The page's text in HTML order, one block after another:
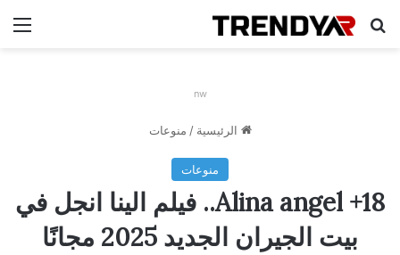
بحث عن
nw
الرئيسية / منوعات
منوعات
Alina angel +18.. فيلم الينا انجل في
بيت الجيران الجديد 2025 مجانًا